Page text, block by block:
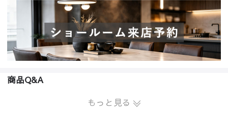
商品Q&A
もっと見る